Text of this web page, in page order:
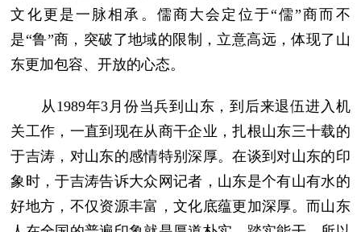
文化更是一脉相承。儒商大会定位于“儒”商而不
是“鲁”商，突破了地域的限制，立意高远，体现了山
东更加包容、开放的心态。
从1989年3月份当兵到山东，到后来退伍进入机
关工作，一直到现在从商干企业，扎根山东三十载的
于吉涛，对山东的感情特别深厚。在谈到对山东的印
象时，于吉涛告诉大众网记者，山东是个有山有水的
好地方，不仅资源丰富，文化底蕴更加深厚。而山东